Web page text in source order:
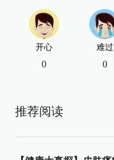
开心
0
难过
0
推荐阅读